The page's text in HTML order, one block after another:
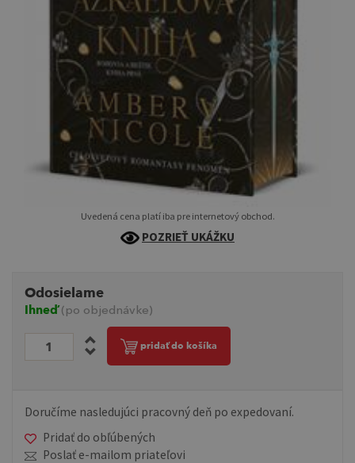
Uvedená cena platí iba pre internetový obchod.
POZRIEŤ UKÁŽKU
Odosielame
Ihneď(po objednávke)
pridať do košíka
Doručíme nasledujúci pracovný deň po expedovaní.
Pridať do obľúbených
Poslať e-mailom priateľovi